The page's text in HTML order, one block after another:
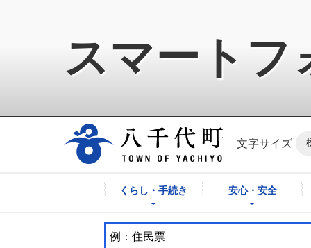
スマートフ
八千代町公式ホ
文字サイズ
くらし・手続き 安心・安全